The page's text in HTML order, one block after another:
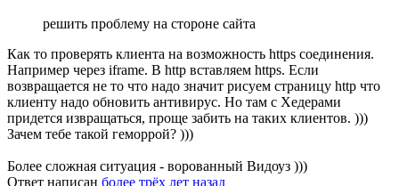
решить проблему на стороне сайта
Как то проверять клиента на возможность https соединения.
Например через iframe. В http вставляем https. Если
возвращается не то что надо значит рисуем страницу http что
клиенту надо обновить антивирус. Но там с Хедерами
придется извращаться, проще забить на таких клиентов. )))
Зачем тебе такой геморрой? )))
Более сложная ситуация - ворованный Видоуз )))
Ответ написан более трёх лет назад